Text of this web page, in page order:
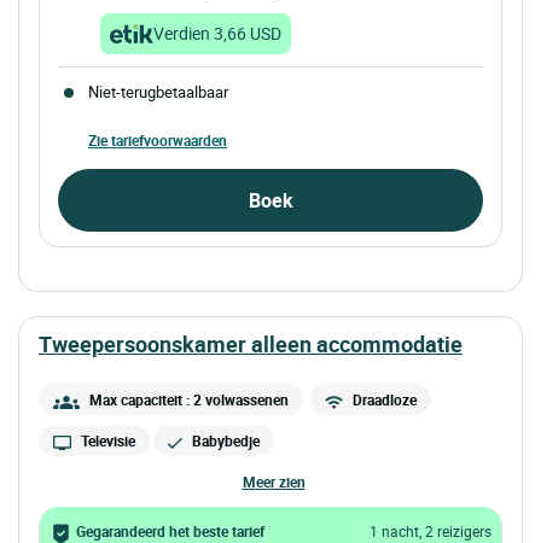
Verdien 3,66 USD
Niet-terugbetaalbaar
Zie tariefvoorwaarden
Boek
tweepersoonskamer alleen accommodatie
Max capaciteit : 2 volwassenen Draadloze
Televisie Babybedje
meer zien
Gegarandeerd het beste tarief 1 nacht, 2 reizigers